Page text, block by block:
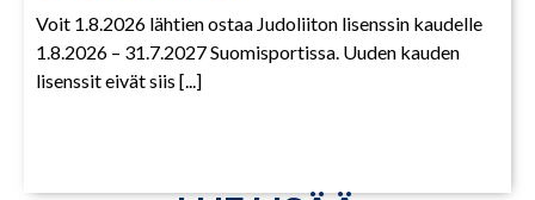
Voit 1.8.2026 lähtien ostaa Judoliiton lisenssin kaudelle
1.8.2026 – 31.7.2027 Suomisportissa. Uuden kauden
lisenssit eivät siis [...]